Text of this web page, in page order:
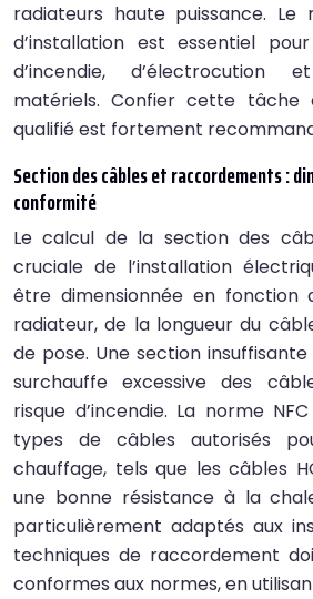
radiateurs haute puissance. Le
d’installation est essentiel
d’incendie, d’électrocution
matériels. Confier cette tâche
qualifié est fortement
Section des câbles et raccordements :
conformité
Le calcul de la section des
cruciale de l’installation
être dimensionnée en fonction
radiateur, de la longueur du
de pose. Une section
surchauffe excessive des
risque d’incendie. La norme
types de câbles autorisés
chauffage, tels que les câbles
une bonne résistance à la
particulièrement adaptés aux
techniques de raccordement
conformes aux normes, en